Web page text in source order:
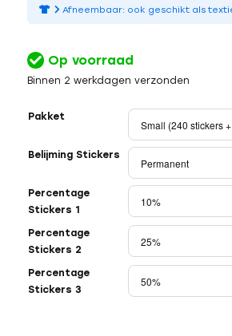
Afneembaar: ook geschikt als
Op voorraad
Binnen 2 werkdagen verzonden
Pakket
Belijming Stickers
Percentage
Stickers 1
Percentage
Stickers 2
Percentage
Stickers 3